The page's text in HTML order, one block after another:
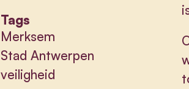
Tags
Merksem
Stad Antwerpen
veiligheid